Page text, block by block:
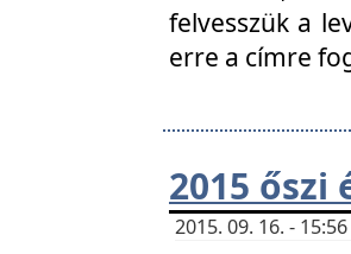
felvesszük a
erre a címre
2015 őszi
2015. 09. 16. -